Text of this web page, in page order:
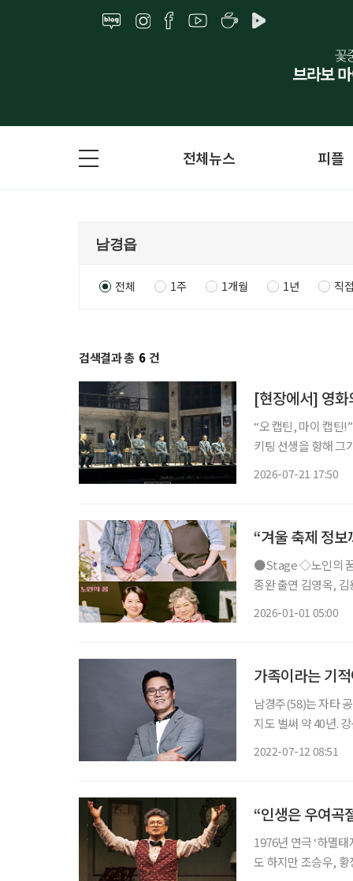
전체뉴스 피플
전체 1주 1개월 1년 직
검색결과 총 6 건
[현장에서] 영화
“오 캡틴, 마이 캡틴!” 학생들이 하나둘 책상 위로 올라섰다. 학교에서 쫓겨나 교실을 떠
키팅 선생을 향해 그
2026-07-21 17:50
“겨울 축제 정
●Stage ◇노인의 꿈 일정 1월 9일 ~ 3월 22일 장소 LG아트센터 서울 U+ 스테이지 연출 성
종완 출연 김영옥, 김용림, 손숙, 하희라, 이일화, 신은정 등 연극 ‘노인의 꿈’은 작은 미술학원
2026-01-01 05:00
가족이라는 기
남경주(58)는 자타
지도 벌써 약 40년.
2022-07-12 08:51
“인생은 우여곡
1976년 연극 ‘하멸
도 하지만 조승우,